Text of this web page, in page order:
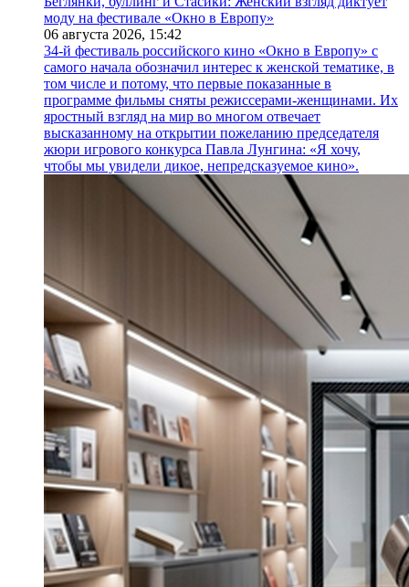
моду на фестивале «Окно в Европу»
06 августа 2026, 15:42
34-й фестиваль российского кино «Окно в Европу» с
самого начала обозначил интерес к женской тематике, в
том числе и потому, что первые показанные в
программе фильмы сняты режиссерами-женщинами. Их
яростный взгляд на мир во многом отвечает
высказанному на открытии пожеланию председателя
жюри игрового конкурса Павла Лунгина: «Я хочу,
чтобы мы увидели дикое, непредсказуемое кино».